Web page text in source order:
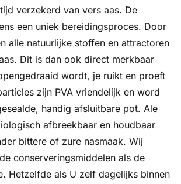
verzekerd van vers aas. De
een uniek bereidingsproces. Door
alle natuurlijke stoffen en attractoren
Dit is dan ook direct merkbaar
wordt, je ruikt en proeft
zijn PVA vriendelijk en word
handig afsluitbare pot. Ale
afbreekbaar en houdbaar
bittere of zure nasmaak. Wij
conserveringsmiddelen als de
Hetzelfde als U zelf dagelijks binnen